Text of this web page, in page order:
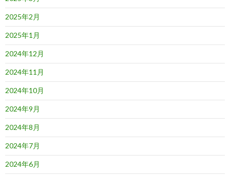
2025年2月
2025年1月
2024年12月
2024年11月
2024年10月
2024年9月
2024年8月
2024年7月
2024年6月